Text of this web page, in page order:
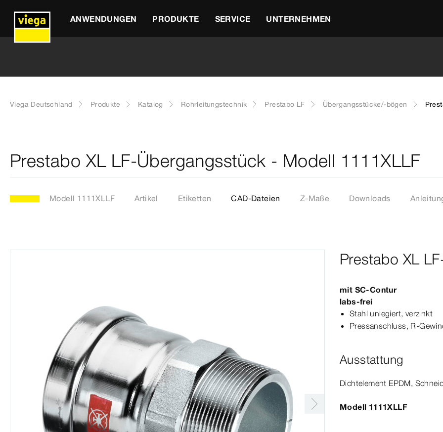
ANWENDUNGEN PRODUKTE SERVICE UNTERNEHMEN
Viega Deutschland Produkte Katalog Rohrleitungstechnik Prestabo LF Übergangsstücke/-bögen
Prestabo XL LF-Übergangsstück - Modell 1111XLLF
Modell 1111XLLF Artikel Etiketten CAD-Dateien Z-Maße Downloads
Prestabo XL
mit SC‑Contur
labs-​frei
Stahl unlegiert, verzinkt
Press­anschluss, R-​
Ausstattung
Dicht­element EPDM,
Modell 1111XLLF